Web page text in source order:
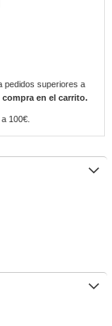
pedidos superiores a
en el carrito.
100€.